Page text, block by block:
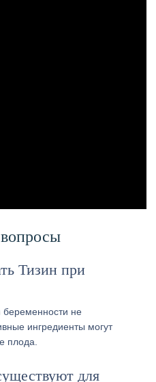
Тизин при
беременности не
ингредиенты могут
плода.
для